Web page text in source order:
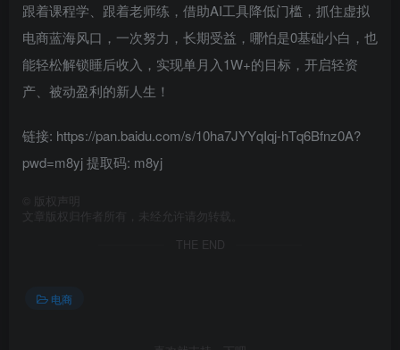
跟着课程学、跟着老师练，借助AI工具降低门槛，抓住虚拟
电商蓝海风口，一次努力，长期受益，哪怕是0基础小白，也
能轻松解锁睡后收入，实现单月入1W+的目标，开启轻资
产、被动盈利的新人生！
链接: https://pan.baidu.com/s/10ha7JYYqIqj-hTq6Bfnz0A?
pwd=m8yj 提取码: m8yj
版权声明
文章版权归作者所有，未经允许请勿转载。
THE END
电商